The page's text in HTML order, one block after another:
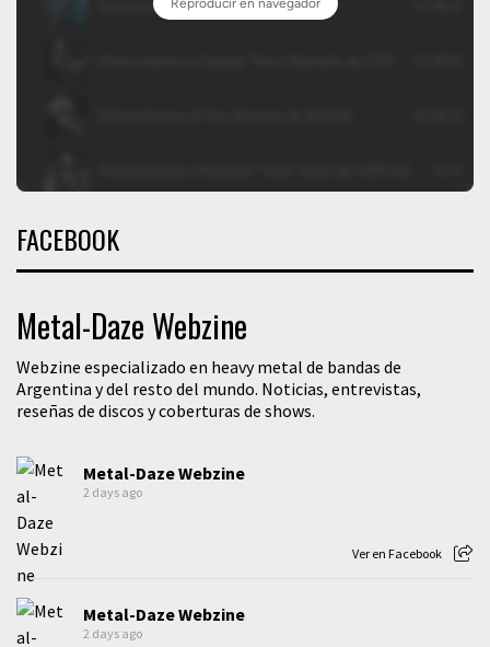
FACEBOOK
Metal-Daze Webzine
Webzine especializado en heavy metal de bandas de
Argentina y del resto del mundo. Noticias, entrevistas,
reseñas de discos y coberturas de shows.
Metal-Daze Webzine
2 days ago
Ver en Facebook
Metal-Daze Webzine
2 days ago